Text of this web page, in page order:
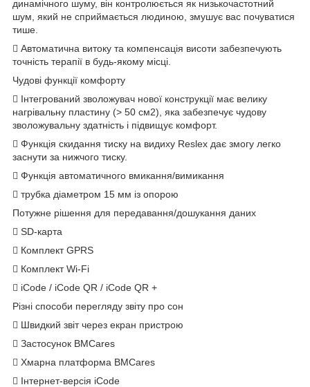
динамічного шуму, він контролюється як низькочастотний
шум, який не сприймається людиною, змушує вас почуватися
тише.
 Автоматична витоку та компенсація висоти забезпечують
точність терапії в будь-якому місці.
Чудові функції комфорту
 Інтегрований зволожувач нової конструкції має велику
нагрівальну пластину (> 50 см2), яка забезпечує чудову
зволожувальну здатність і підвищує комфорт.
 Функція скидання тиску на видиху Reslex дає змогу легко
заснути за нижчого тиску.
 Функція автоматичного вмикання/вимикання
 трубка діаметром 15 мм із опорою
Потужне рішення для передавання/дошукання даних
 SD-карта
 Комплект GPRS
 Комплект Wi-Fi
 iCode / iCode QR / iCode QR +
Різні способи перегляду звіту про сон
 Швидкий звіт через екран пристрою
 Застосунок BMCares
 Хмарна платформа BMCares
 Інтернет-версія iCode